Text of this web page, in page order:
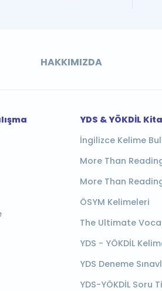
HAKKIMIZDA
YDS & YÖKDİL
İngilizce Kelime
More Than
More Than
ÖSYM Kelimeleri
The Ultimate
YDS - YÖKDİL
YDS Deneme
YDS-YÖKDİL Soru